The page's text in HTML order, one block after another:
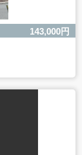
143,000円